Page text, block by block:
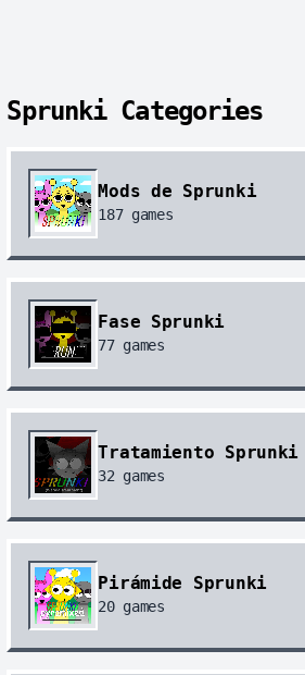
Sprunki Categories
Mods de Sprunki
187games
Fase Sprunki
77games
Tratamiento Sprunki
32 games
Pirámide Sprunki
20games